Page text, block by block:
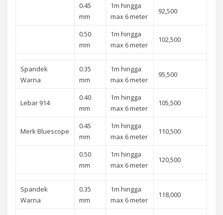
0.45
mm
1m hingga
max 6 meter
92,500
0.50
mm
1m hingga
max 6 meter
102,500
Spandek
Warna
0.35
mm
1m hingga
max 6 meter
95,500
Lebar 914
0.40
mm
1m hingga
max 6 meter
105,500
Merk Bluescope
0.45
mm
1m hingga
max 6 meter
110,500
0.50
mm
1m hingga
max 6 meter
120,500
Spandek
Warna
0.35
mm
1m hingga
max 6 meter
118,000